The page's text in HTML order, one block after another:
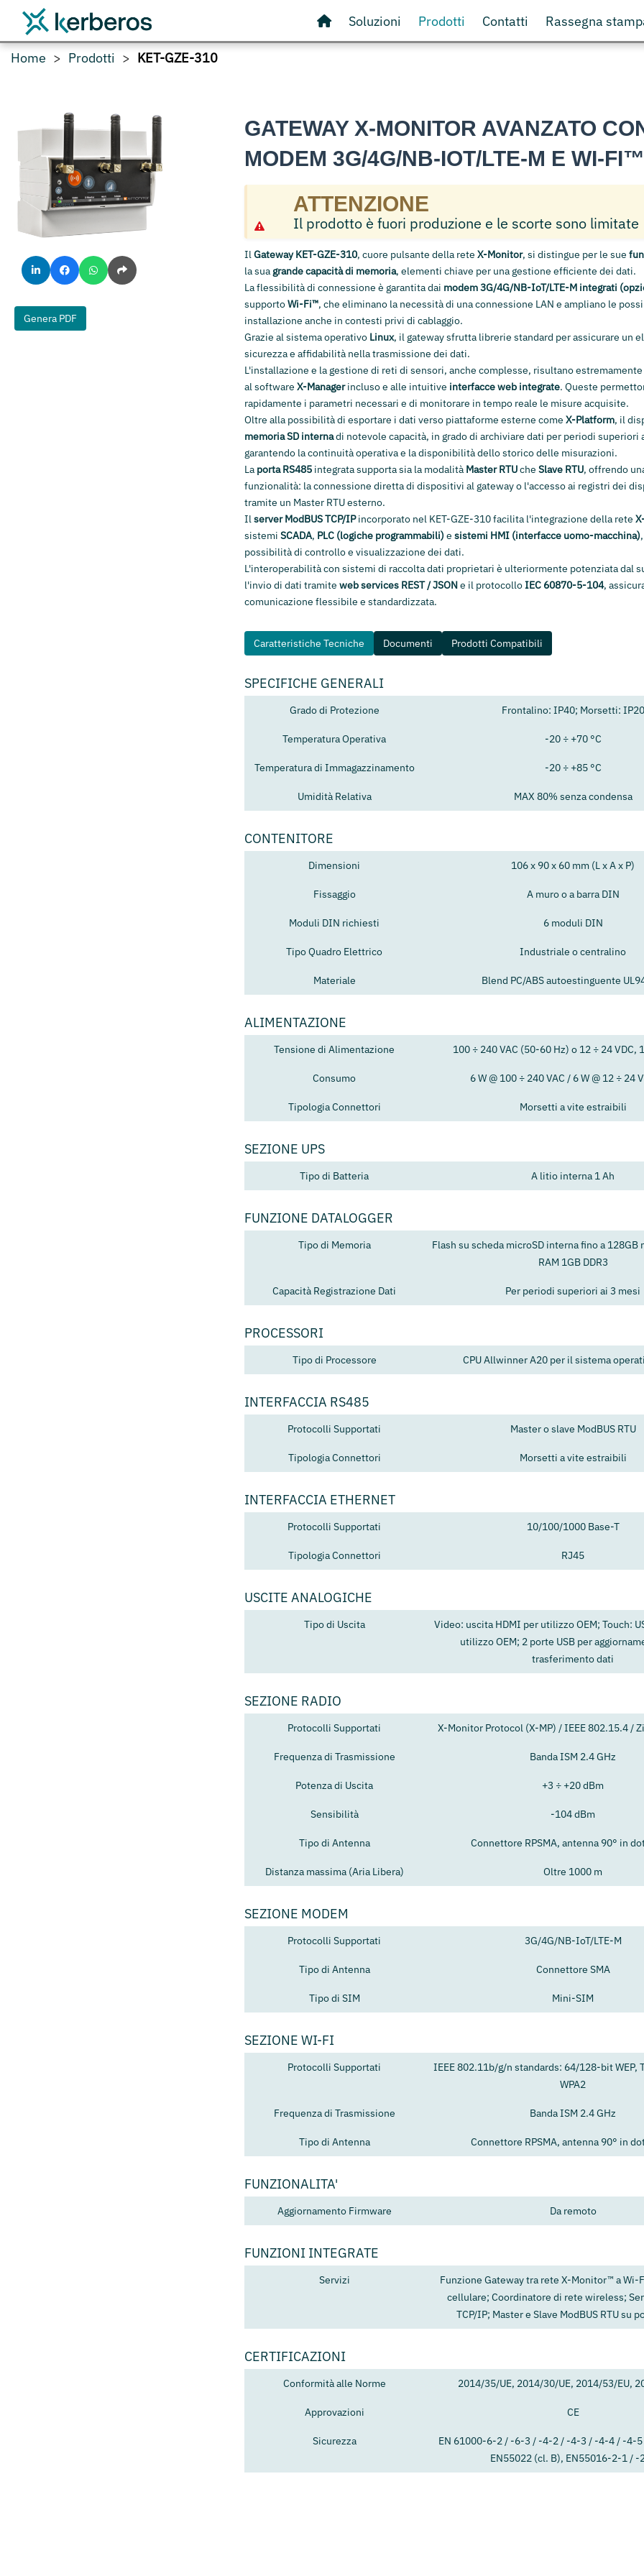
Soluzioni Prodotti Contatti Rassegna
Home Prodotti KET-GZE-310
Genera PDF
GATEWAY X-MONITOR AVANZATO
MODEM 3G/4G/NB-IOT/LTE-M E WI-FI™
ATTENZIONE
Il prodotto è fuori produzione e le scorte sono limitate
IlGateway KET-GZE-310, cuore pulsante della rete X-Monitor, si distingue per le sue
la sua grande capacità di memoria, elementi chiave per una gestione efficiente dei dati.
La flessibilità di connessione è garantita dai modem 3G/4G/NB-IoT/LTE-M integrati
supportoWi-Fi™, che eliminano la necessità di una connessione LAN e ampliano le
installazione anche in contesti privi di cablaggio.
Grazie al sistema operativo Linux, il gateway sfrutta librerie standard per assicurare un
sicurezza e affidabilità nella trasmissione dei dati.
L'installazione e la gestione di reti di sensori, anche complesse, risultano
al software X-Managerincluso e alle intuitive interfacce web integrate. Queste
rapidamente i parametri necessari e di monitorare in tempo reale le misure acquisite.
Oltre alla possibilità di esportare i dati verso piattaforme esterne come X-Platform, il
memoria SD internadi notevole capacità, in grado di archiviare dati per periodi superiori
garantendo la continuità operativa e la disponibilità dello storico delle misurazioni.
La porta RS485 integrata supporta sia la modalità Master RTUche Slave RTU, offrendo
funzionalità: la connessione diretta di dispositivi al gateway o l'accesso ai registri dei
tramite un Master RTU esterno.
Ilserver ModBUS TCP/IPincorporato nel KET-GZE-310 facilita l'integrazione della rete
sistemi SCADA, PLC (logiche programmabili) e sistemi HMI (interfacce uomo-macchina)
possibilità di controllo e visualizzazione dei dati.
L'interoperabilità con sistemi di raccolta dati proprietari è ulteriormente potenziata dal
l'invio di dati tramite web services REST / JSONe il protocolloIEC 60870-5-104,
comunicazione flessibile e standardizzata.
Caratteristiche Tecniche Documenti Prodotti Compatibili
SPECIFICHE GENERALI
Grado di Protezione Frontalino: IP40; Morsetti: IP20
Temperatura Operativa -20 ÷ +70 °C
Temperatura di Immagazzinamento -20 ÷ +85 °C
Umidità Relativa MAX 80% senza condensa
CONTENITORE
Dimensioni 106 x 90 x 60 mm (L x A x P)
Fissaggio A muro o a barra DIN
Moduli DIN richiesti 6 moduli DIN
Tipo Quadro Elettrico Industriale o centralino
Materiale Blend PC/ABS autoestinguente
ALIMENTAZIONE
Tensione di Alimentazione 100 ÷ 240 VAC (50-60 Hz) o 12 ÷ 24 VDC,
Consumo 6 W @ 100 ÷ 240 VAC / 6 W @ 12 ÷ 24
Tipologia Connettori Morsetti a vite estraibili
SEZIONE UPS
Tipo di Batteria A litio interna 1 Ah
FUNZIONE DATALOGGER
Tipo di Memoria
Flash su scheda microSD interna fino a 128GB
RAM 1GB DDR3
Capacità Registrazione Dati Per periodi superiori ai 3 mesi
PROCESSORI
Tipo di Processore CPU Allwinner A20 per il sistema
INTERFACCIA RS485
Protocolli Supportati Master o slave ModBUS RTU
Tipologia Connettori Morsetti a vite estraibili
INTERFACCIA ETHERNET
Protocolli Supportati 10/100/1000 Base-T
Tipologia Connettori RJ45
USCITE ANALOGICHE
Tipo di Uscita
Video: uscita HDMI per utilizzo OEM; Touch:
utilizzo OEM; 2 porte USB per
trasferimento dati
SEZIONE RADIO
Protocolli Supportati X-Monitor Protocol (X-MP) / IEEE 802.15.4 /
Frequenza di Trasmissione Banda ISM 2.4 GHz
Potenza di Uscita +3 ÷ +20 dBm
Sensibilità -104 dBm
Tipo di Antenna Connettore RPSMA, antenna 90° in
Distanza massima (Aria Libera) Oltre 1000 m
SEZIONE MODEM
Protocolli Supportati 3G/4G/NB-IoT/LTE-M
Tipo di Antenna Connettore SMA
Tipo di SIM Mini-SIM
SEZIONE WI-FI
Protocolli Supportati
IEEE 802.11b/g/n standards: 64/128-bit WEP,
WPA2
Frequenza di Trasmissione Banda ISM 2.4 GHz
Tipo di Antenna Connettore RPSMA, antenna 90° in
FUNZIONALITA'
Aggiornamento Firmware Da remoto
FUNZIONI INTEGRATE
Servizi
Funzione Gateway tra rete X-Monitor™ a Wi-
cellulare; Coordinatore di rete wireless;
TCP/IP; Master e Slave ModBUS RTU su
CERTIFICAZIONI
Conformità alle Norme 2014/35/UE, 2014/30/UE, 2014/53/EU,
Approvazioni CE
Sicurezza
EN 61000-6-2 / -6-3 / -4-2 / -4-3 / -4-4 / -4-
EN55022 (cl. B), EN55016-2-1 / -